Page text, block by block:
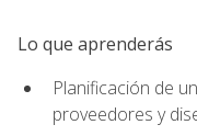
Lo que aprenderás
Planificación de
proveedores y